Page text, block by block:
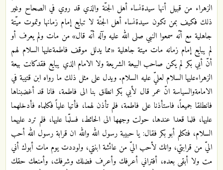
الزهراء من قبيل أنها سيدةنساء أهل الجنّة والذي قد روي في الصحاح وغير
ذلك فكيف بمن تكون سيدةنساء أهل الجنّة لا تبايع إمام زمانها وتموت ميّتة
جاهلية مع أنّه سمعوا النبي صلى الله عليه وآله أنّه قال» من مات ولم يعرف أو
لم يبايع إمام زمانه مات ميتة جاهلية «مما يدلل موقف فاطمةعليها السلام لهم
أنّ أبي بكر لم يكن صاحب البيعة الشريعة ولا الامام الذي يبايع فقدكانت بيعة
الزهراءعليها السلام لعليّ عليه السلام. ويدل على مثل ذلك ما رواه ابن قتيبة في
الامامةوالسياسة انّ عمر قال لأبي بكر انطلق بنا الى فاطمة، فانا قد أغضبناها
فانطلقا جميعاً، فاستأذنا على فاطمة، فلم تأذن لهما، فأتيا علياً فكلماه فأدخلهما
عليها، فلما قعدا عندها، حولت وجهها الى الحائط، فسلّما عليها، فلم ترد عليهما
السلام، فتكلم أبو بكر فقال: يا حبيبة رسول الله والله ان قرابة رسول الله أحب
اليّ من قرابتي، وانك لأحب اليّ من عائشة ابنتي، ولوددت يوم مات أبوك أني
مت ولا أبقى بعده، أفتراني أعرفك وأعرف فضلك وشرفك، وأمنعك حقك